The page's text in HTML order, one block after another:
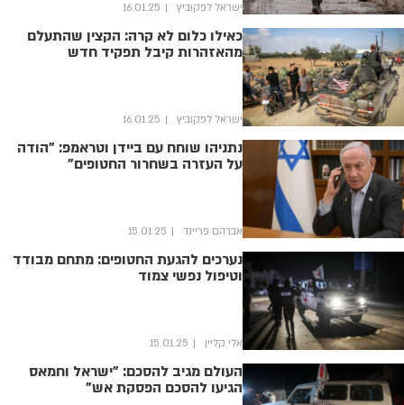
ישראל לפקוביץ 16.01.25
כאילו כלום לא קרה: הקצין שהתעלם
מהאזהרות קיבל תפקיד חדש
ישראל לפקוביץ 16.01.25
נתניהו שוחח עם ביידן וטראמפ: "הודה
על העזרה בשחרור החטופים"
אברהם פריינד 15.01.25
נערכים להגעת החטופים: מתחם מבודד
וטיפול נפשי צמוד
אלי קליין 15.01.25
העולם מגיב להסכם: "ישראל וחמאס
הגיעו להסכם הפסקת אש"